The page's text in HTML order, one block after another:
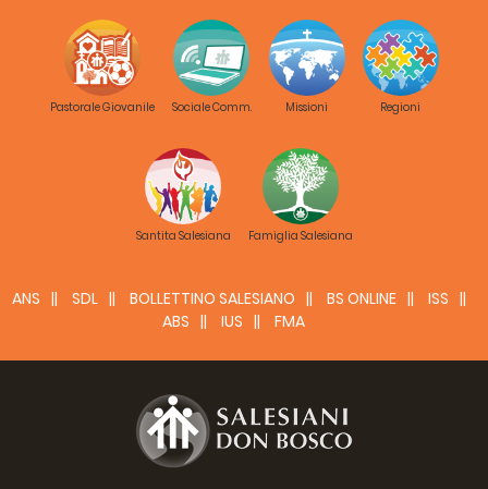
Pastorale Giovanile Sociale Comm. Missioni Regioni
Santita Salesiana Famiglia Salesiana
ANS SDL BOLLETTINO SALESIANO BS ONLINE
ISS
ABS
IUS FMA